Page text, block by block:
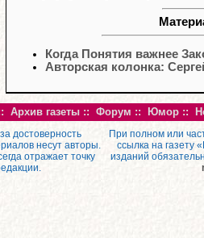
Когда Понятия важнее
Авторская колонка:
Архив газеты :: Форум :: Юмор ::
достоверность
несут авторы.
отражает точку
При полном или
ссылка на газету
изданий